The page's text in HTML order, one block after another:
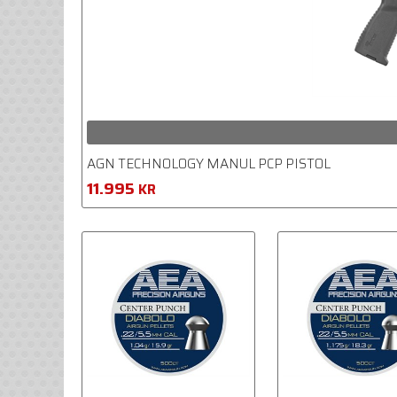
AGN TECHNOLOGY MANUL PCP PISTOL
11.995 KR